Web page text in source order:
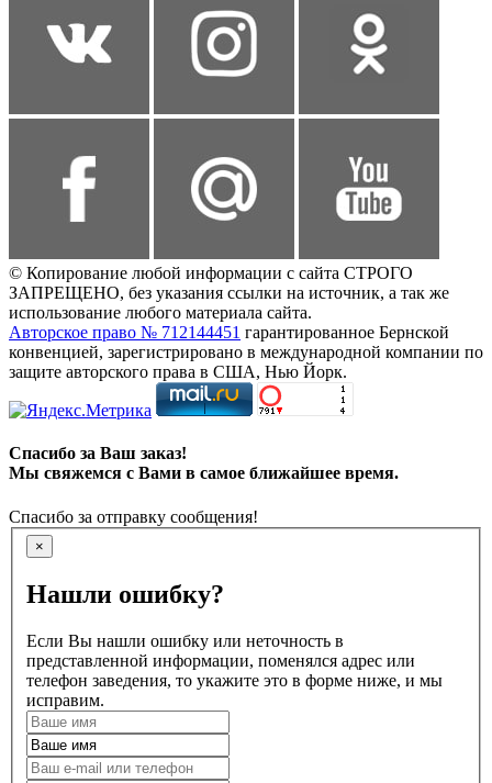
© Копирование любой информации с сайта СТРОГО
ЗАПРЕЩЕНО, без указания ссылки на источник, а так же
использование любого материала сайта.
Авторское право № 712144451 гарантированное Бернской
конвенцией, зарегистрировано в международной компании по
защите авторского права в США, Нью Йорк.
Спасибо за Ваш заказ!
Мы свяжемся с Вами в самое ближайшее время.
Спасибо за отправку сообщения!
×
Нашли ошибку?
Если Вы нашли ошибку или неточность в
представленной информации, поменялся адрес или
телефон заведения, то укажите это в форме ниже, и мы
исправим.